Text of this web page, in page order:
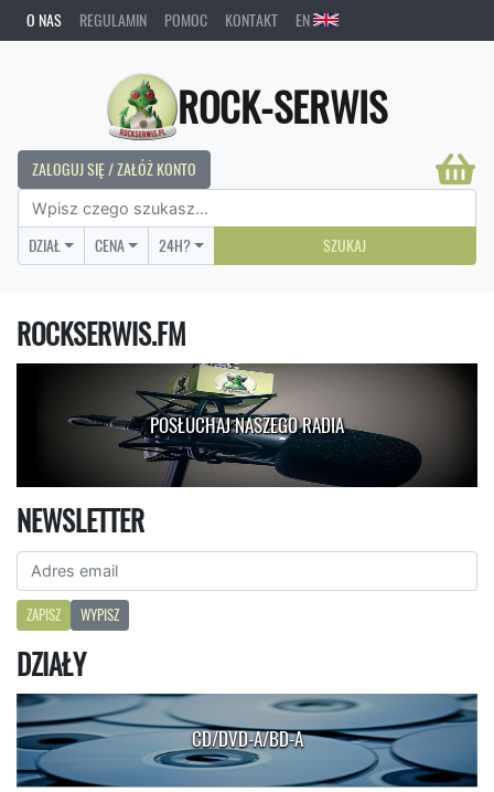
O NAS REGULAMIN POMOC KONTAKT EN
ROCK-SERWIS
ZALOGUJ SIĘ / ZAŁÓŻ KONTO
DZIAŁ CENA 24H? SZUKAJ
ROCKSERWIS.FM
POSŁUCHAJ NASZEGO RADIA
NEWSLETTER
ZAPISZ WYPISZ
DZIAŁY
CD/DVD-A/BD-A